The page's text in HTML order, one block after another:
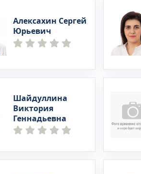
Алексахин Сергей
Юрьевич
Шайдуллина
Виктория
Геннадьевна